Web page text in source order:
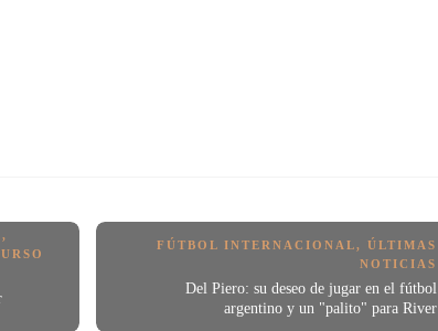
,
FÚTBOL INTERNACIONAL,ÚLTIMAS
NOTICIAS
Del Piero: su deseo de jugar en el fútbol
argentino y un "palito" para River